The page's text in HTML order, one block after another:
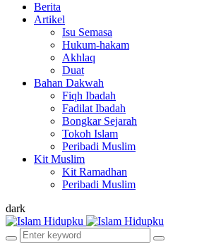
Berita
Artikel
Isu Semasa
Hukum-hakam
Akhlaq
Duat
Bahan Dakwah
Fiqh Ibadah
Fadilat Ibadah
Bongkar Sejarah
Tokoh Islam
Peribadi Muslim
Kit Muslim
Kit Ramadhan
Peribadi Muslim
dark